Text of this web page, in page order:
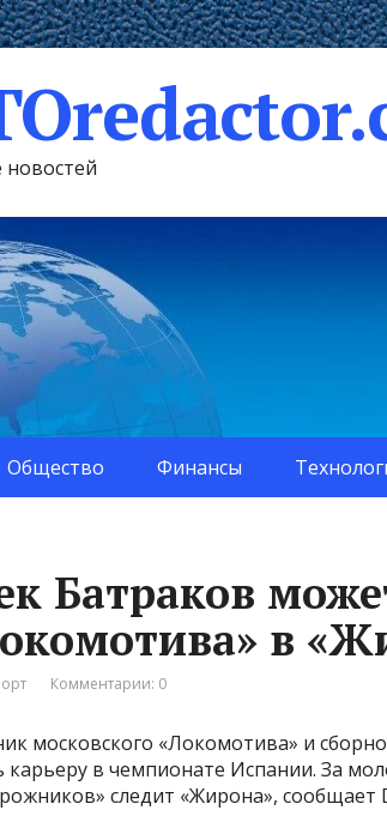
новостей
Общество Финансы
Батраков
в
Комментарии: 0
московского «Локомотива» и
карьеру в чемпионате Испании. За
следит «Жирона», сообщает